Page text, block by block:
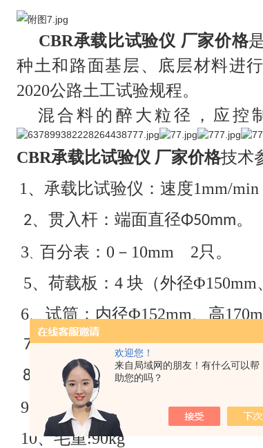
欢迎您！
来自局域网的朋友！有什么可以帮
助您的吗？
CBR承载比试验仪 厂家价格
种土和路面基层、底层材料进
2020公路土工试验规程。
混合料的醉大粒径，应控制
CBR承载比试验仪 厂家价格技术
1、承载比试验仪：速度1mm/min
2、贯入杆：端面直径Φ50mm。
3
百分表：0－10mm
2只。
5、荷载板：4 块（外径Φ150mm
6、试筒：内径Φ152mm、高
7、测力环：1套.(60KN)
8 、电源电压：220V
9、净重：75kg
10、毛重:90kg